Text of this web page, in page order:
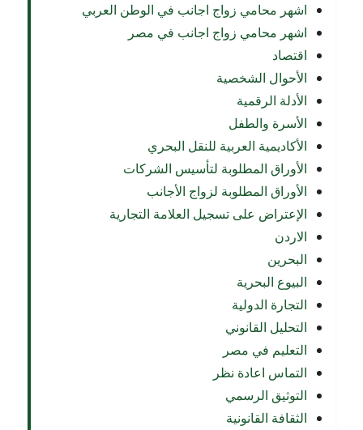
اشهر محامي زواج اجانب في الوطن العربي
اشهر محامي زواج اجانب في مصر
اقتصاد
الأحوال الشخصية
الأدلة الرقمية
الأسرة والطفل
الأكاديمية العربية للنقل البحري
الأوراق المطلوبة لتأسيس الشركات
الأوراق المطلوبة لزواج الأجانب
الإعتراض على تسجيل العلامة التجارية
الاردن
البحرين
البيوع البحرية
التجارة الدولية
التحليل القانوني
التعليم في مصر
التماس اعادة نظر
التوثيق الرسمي
الثقافة القانونية